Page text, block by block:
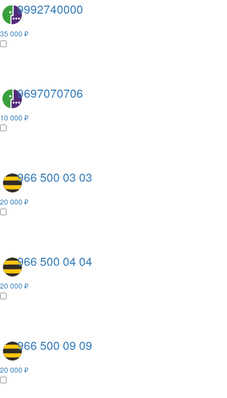
9992740000
35 000 ₽
9697070706
10 000 ₽
966 500 03 03
20 000 ₽
966 500 04 04
20 000 ₽
966 500 09 09
20 000 ₽